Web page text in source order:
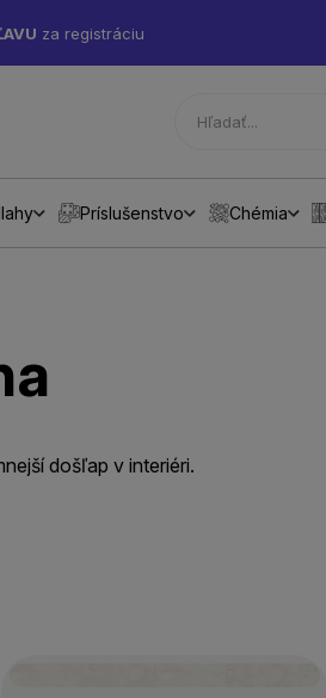
za registráciu
Príslušenstvo Chémia
došľap v interiéri.